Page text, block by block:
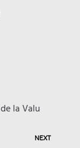
la Valu
NEXT